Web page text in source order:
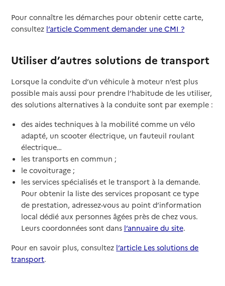
Pour connaître les démarches pour obtenir cette carte,
consultez l’article Comment demander une CMI ?
Utiliser d’autres solutions de transport
Lorsque la conduite d’un véhicule à moteur n’est plus
possible mais aussi pour prendre l’habitude de les utiliser,
des solutions alternatives à la conduite sont par exemple :
des aides techniques à la mobilité comme un vélo
adapté, un scooter électrique, un fauteuil roulant
électrique…
les transports en commun ;
le covoiturage ;
les services spécialisés et le transport à la demande.
Pour obtenir la liste des services proposant ce type
de prestation, adressez-vous au point d’information
local dédié aux personnes âgées près de chez vous.
Leurs coordonnées sont dans l’annuaire du site.
Pour en savoir plus, consultez l’article Les solutions de
transport.